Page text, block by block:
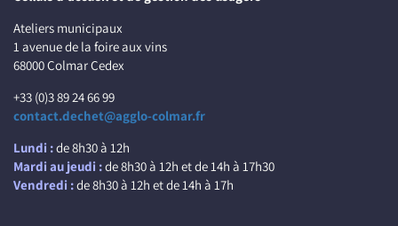
Ateliers municipaux
1 avenue de la foire aux vins
68000 Colmar Cedex
+33 (0)3 89 24 66 99
contact.dechet@agglo-colmar.fr
Lundi :de 8h30 à 12h
Mardi au jeudi :de 8h30 à 12h et de 14h à 17h30
Vendredi :de 8h30 à 12h et de 14h à 17h